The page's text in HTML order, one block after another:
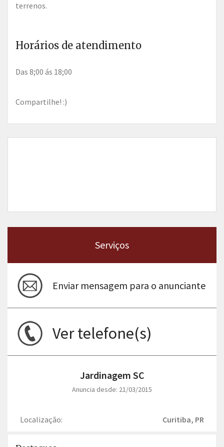
terrenos.
Horários de atendimento
Das 8;00 ás 18;00
Compartilhe! :)
Serviços
Enviar mensagem para o anunciante
Ver telefone(s)
Jardinagem SC
Anuncia desde: 21/03/2015
Localização: Curitiba, PR